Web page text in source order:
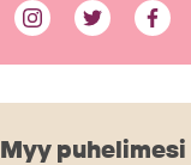
Myy puhelimesi